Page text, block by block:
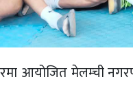
आयोजित मेलम्ची